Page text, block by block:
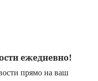
ежедневно!
прямо на ваш